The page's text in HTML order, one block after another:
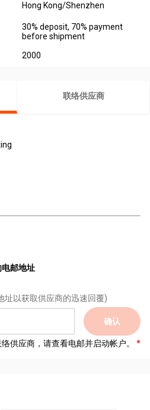
Hong Kong/Shenzhen
30% deposit, 70% payment
before shipment
2000
联络供应商
邮地址
址以获取供应商的迅速回覆)
确认
供应商，请查看电邮并启动帐户。